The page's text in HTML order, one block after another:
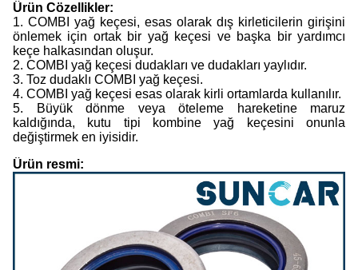
Ürün Cözellikler:
1. COMBI yağ keçesi, esas olarak dış kirleticilerin girişini
önlemek için ortak bir yağ keçesi ve başka bir yardımcı
keçe halkasından oluşur.
2. COMBI yağ keçesi dudakları ve dudakları yaylıdır.
3. Toz dudaklı COMBI yağ keçesi.
4. COMBI yağ keçesi esas olarak kirli ortamlarda kullanılır.
5. Büyük dönme veya öteleme hareketine maruz
kaldığında, kutu tipi kombine yağ keçesini onunla
değiştirmek en iyisidir.
Ürün resmi: